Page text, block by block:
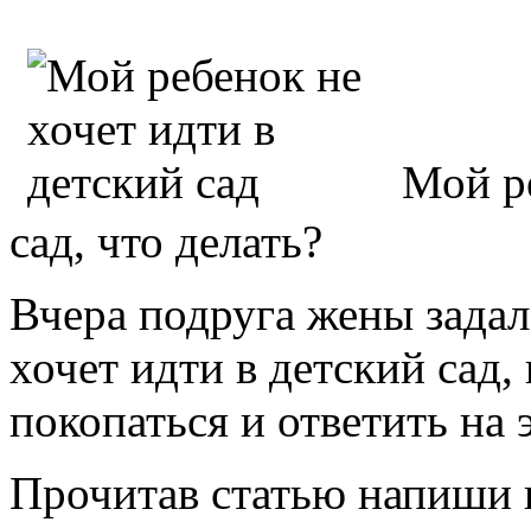
Мой
сад, что делать?
Вчера подруга жены
хочет идти в детский
покопаться и ответить на
Прочитав статью